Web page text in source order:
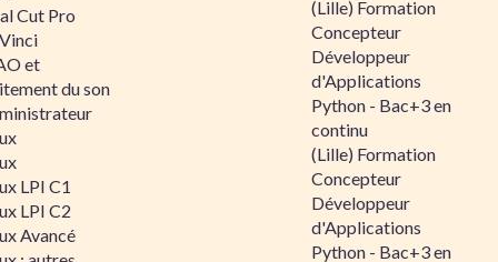
Cut Pro
et
du son
LPI C1
LPI C2
Avancé
(Lille) Formation
Concepteur
Développeur
d'Applications
Python - Bac+3 en
continu
(Lille) Formation
Concepteur
Développeur
d'Applications
Python - Bac+3 en